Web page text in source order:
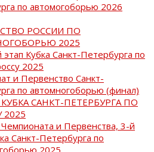
по автомогоборью 2026
РОССИИ ПО
2025
Кубка Санкт-Петербурга по
2025
и Первенство Санкт-
по автомногоборью (финал)
КУБКА САНКТ-ПЕТЕРБУРГА ПО
и Первенства, 3-й
Санкт-Петербурга по
2025